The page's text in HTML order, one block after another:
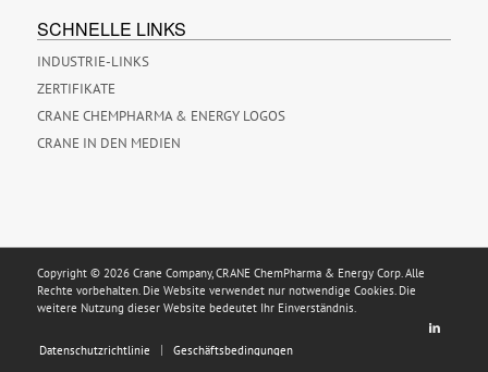
SCHNELLE LINKS
INDUSTRIE-LINKS
ZERTIFIKATE
CRANE CHEMPHARMA & ENERGY LOGOS
CRANE IN DEN MEDIEN
Copyright © 2026 Crane Company, CRANE ChemPharma & Energy Corp. Alle
Rechte vorbehalten. Die Website verwendet nur notwendige Cookies. Die
weitere Nutzung dieser Website bedeutet Ihr Einverständnis.
Datenschutzrichtlinie Geschäftsbedingungen